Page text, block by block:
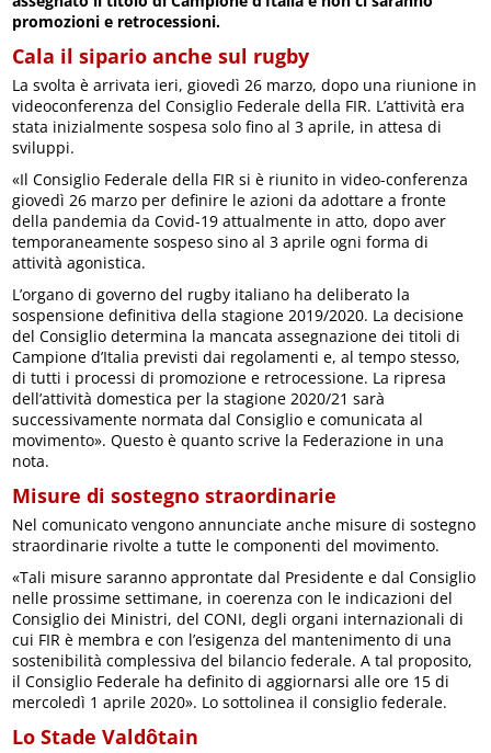
promozioni e retrocessioni.
Cala il sipario anche sul rugby
La svolta è arrivata ieri, giovedì 26 marzo, dopo una riunione in
videoconferenza del Consiglio Federale della FIR. L’attività era
stata inizialmente sospesa solo fino al 3 aprile, in attesa di
sviluppi.
«Il Consiglio Federale della FIR si è riunito in video-conferenza
giovedì 26 marzo per definire le azioni da adottare a fronte
della pandemia da Covid-19 attualmente in atto, dopo aver
temporaneamente sospeso sino al 3 aprile ogni forma di
attività agonistica.
L’organo di governo del rugby italiano ha deliberato la
sospensione definitiva della stagione 2019/2020. La decisione
del Consiglio determina la mancata assegnazione dei titoli di
Campione d’Italia previsti dai regolamenti e, al tempo stesso,
di tutti i processi di promozione e retrocessione. La ripresa
dell’attività domestica per la stagione 2020/21 sarà
successivamente normata dal Consiglio e comunicata al
movimento». Questo è quanto scrive la Federazione in una
nota.
Misure di sostegno straordinarie
Nel comunicato vengono annunciate anche misure di sostegno
straordinarie rivolte a tutte le componenti del movimento.
«Tali misure saranno approntate dal Presidente e dal Consiglio
nelle prossime settimane, in coerenza con le indicazioni del
Consiglio dei Ministri, del CONI, degli organi internazionali di
cui FIR è membra e con l’esigenza del mantenimento di una
sostenibilità complessiva del bilancio federale. A tal proposito,
il Consiglio Federale ha definito di aggiornarsi alle ore 15 di
mercoledì 1 aprile 2020». Lo sottolinea il consiglio federale.
Lo Stade Valdôtain